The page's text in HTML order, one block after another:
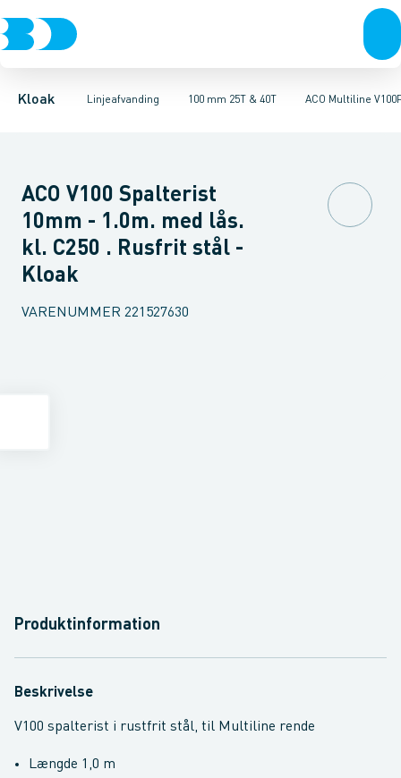
Kloak Linjeafvanding
Rør & fittingsBrøndeBrøndgodsLinjeafvanding Tanke,
100 mm 25T & 40T
100 mm 1,5T, 12,5T & 25T 100 mm 25T & 40T 100 mm 90T 150
ACO Multiline
ULMA MULTIV+ 100. Galvaniseret ULMA MULTIV+ 100.
ACO V100 Spalterist
10mm - 1.0m. med lås.
kl. C250 . Rusfrit stål -
Kloak
VARENUMMER 221527630
Produktinformation
Beskrivelse
V100 spalterist i rustfrit stål, til Multiline rende
Længde 1,0 m